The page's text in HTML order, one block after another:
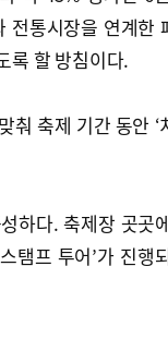
통시장을 연계한
록 할 방침이다.
축제 기간 동안 ‘
하다. 축제장 곳곳
탬프 투어’가 진행